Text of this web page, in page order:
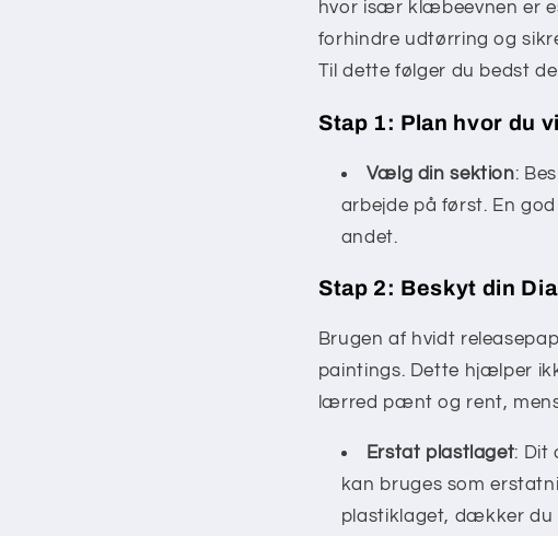
hvor især klæbeevnen er
forhindre udtørring og
Til dette følger du bedst
Stap 1: Plan hvor du
Vælg din sektion:
arbejde på først. En
andet.
Stap 2: Beskyt din
Brugen af hvidt
paintings. Dette hjælper
lærred pænt og rent,
Erstat plastlaget: Dit
kan bruges som
plastiklaget, dækker du